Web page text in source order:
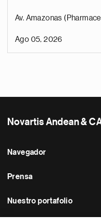
Av. Amazonas
Ago 05, 2026
Novartis Andean &
Navegador
Prensa
Nuestro portafolio